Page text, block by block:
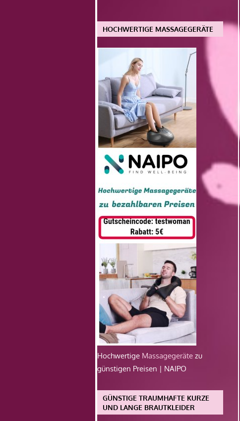
HOCHWERTIGE MASSAGEGERÄTE
Hochwertige Massagegeräte zu
günstigen Preisen | NAIPO
GÜNSTIGE TRAUMHAFTE KURZE
UND LANGE BRAUTKLEIDER